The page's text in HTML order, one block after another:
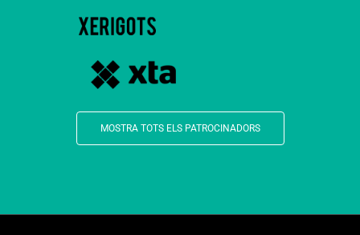
MOSTRA TOTS ELS PATROCINADORS